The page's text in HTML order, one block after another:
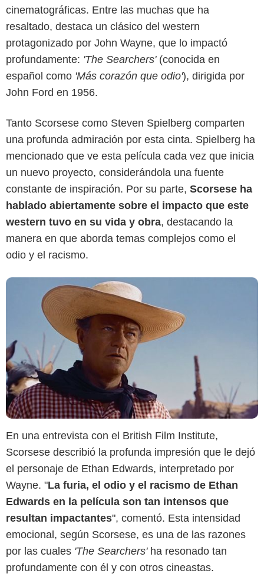
cinematográficas. Entre las muchas que ha
resaltado, destaca un clásico del western
protagonizado por John Wayne, que lo impactó
profundamente: 'The Searchers' (conocida en
español como 'Más corazón que odio'), dirigida por
John Ford en 1956.
Tanto Scorsese como Steven Spielberg comparten
una profunda admiración por esta cinta. Spielberg ha
mencionado que ve esta película cada vez que inicia
un nuevo proyecto, considerándola una fuente
constante de inspiración. Por su parte, Scorsese ha
hablado abiertamente sobre el impacto que este
western tuvo en su vida y obra, destacando la
manera en que aborda temas complejos como el
odio y el racismo.
Prime Video
En una entrevista con el British Film Institute,
Scorsese describió la profunda impresión que le dejó
el personaje de Ethan Edwards, interpretado por
Wayne. "La furia, el odio y el racismo de Ethan
Edwards en la película son tan intensos que
resultan impactantes", comentó. Esta intensidad
emocional, según Scorsese, es una de las razones
por las cuales 'The Searchers' ha resonado tan
profundamente con él y con otros cineastas.